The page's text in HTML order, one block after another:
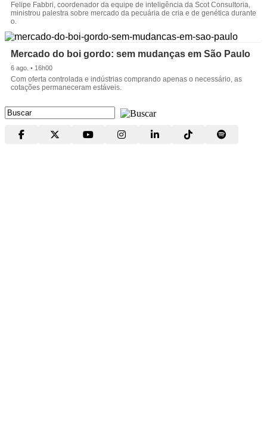
Felipe Fabbri, coordenador da equipe de inteligência da Scot Consultoria,
ministrou palestra sobre mercado da pecuária de cria e de genética durante
o.
Mercado do boi gordo: sem mudanças em São Paulo
6 ago. • 16h00
Com oferta controlada e indústrias comprando apenas o necessário, as
cotações permaneceram estáveis.